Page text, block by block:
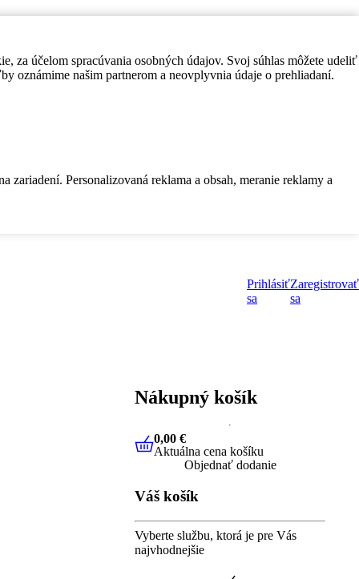
za účelom spracúvania osobných údajov. Svoj súhlas môžete udeliť
oznámime našim partnerom a neovplyvnia údaje o prehliadaní.
Personalizovaná reklama a obsah, meranie reklamy a
Prihlásiť
sa
Zaregistrovať
sa
Nákupný košík
0,00 €Aktuálna cena košíku
0,00 €
Aktuálna cena košíku
Objednať dodanie
Váš košík
Vyberte službu, ktorá je pre Vás
najvhodnejšie